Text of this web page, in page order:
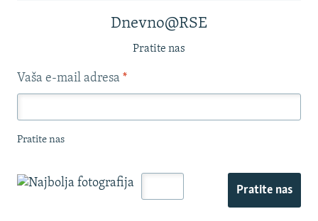
Dnevno@RSE
Pratite nas
Vaša e-mail adresa *
Pratite nas
Pratite nas